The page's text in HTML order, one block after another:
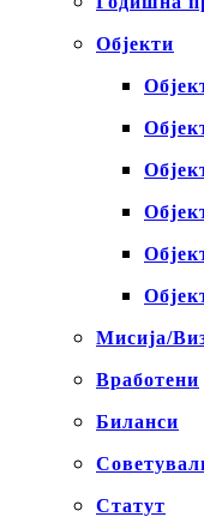
Објекти
Мисија/
Вработени
Биланси
Статут